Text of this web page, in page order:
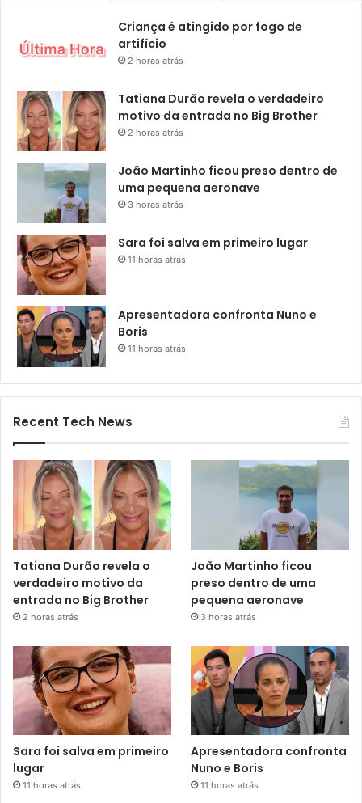
Criança é atingido por fogo de
artifício
2 horas atrás
Tatiana Durão revela o verdadeiro
motivo da entrada no Big Brother
2 horas atrás
João Martinho ficou preso dentro de
uma pequena aeronave
3 horas atrás
Sara foi salva em primeiro lugar
11 horas atrás
Apresentadora confronta Nuno e
Boris
11 horas atrás
Recent Tech News
Tatiana Durão revela o
verdadeiro motivo da
entrada no Big Brother
2 horas atrás
João Martinho ficou
preso dentro de uma
pequena aeronave
3 horas atrás
Sara foi salva em primeiro
lugar
11 horas atrás
Apresentadora confronta
Nuno e Boris
11 horas atrás